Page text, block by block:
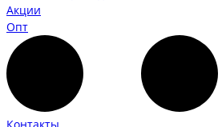
Акции
Опт